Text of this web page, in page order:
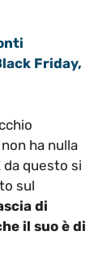
Friday,
ha nulla
da questo si
sul
di
il suo è di